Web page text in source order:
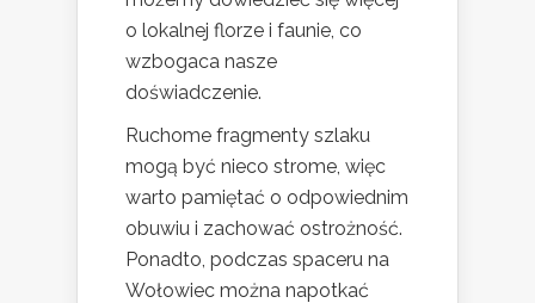
o lokalnej florze i faunie, co
wzbogaca nasze
doświadczenie.
Ruchome fragmenty szlaku
mogą być nieco strome, więc
warto pamiętać o odpowiednim
obuwiu i zachować ostrożność.
Ponadto, podczas spaceru na
Wołowiec można napotkać